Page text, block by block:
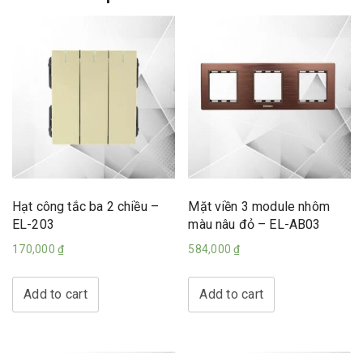
Hạt công tắc ba 2 chiều –
EL-203
170,000 ₫
Add to cart
Mặt viền 3 module nhôm
màu nâu đỏ – EL-AB03
584,000₫
Add to cart